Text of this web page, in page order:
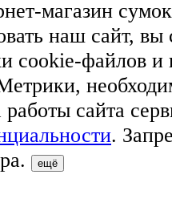
магазин
наш сайт, вы
cookie-файлов и
сайта
.
ещё